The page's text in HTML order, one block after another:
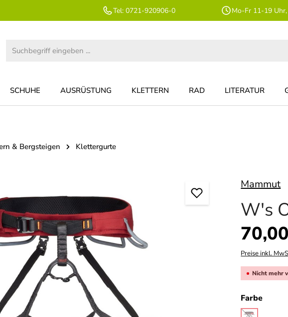
Tel: 0721-920906-0 Mo-Fr 11-19
SCHUHE AUSRÜSTUNG KLETTERN RAD LITERATUR
& Bergsteigen Klettergurte
Mammut
W's
Regulärer Preis:
Preise inkl.
Nicht mehr
Farbe